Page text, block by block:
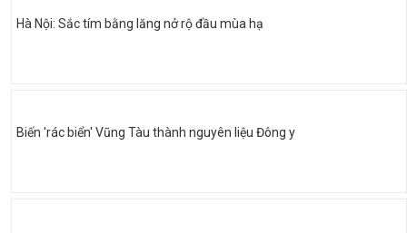
Hà Nội: Sắc tím bằng lăng nở rộ đầu mùa hạ
Biến 'rác biển' Vũng Tàu thành nguyên liệu Đông y